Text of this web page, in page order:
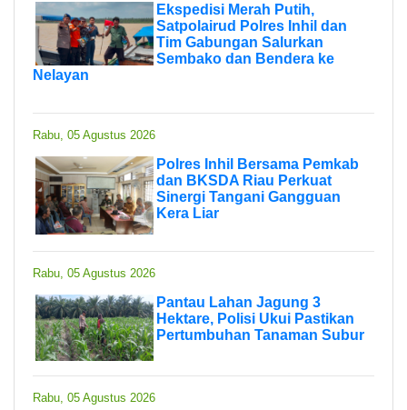
Ekspedisi Merah Putih,
Satpolairud Polres Inhil dan
Tim Gabungan Salurkan
Sembako dan Bendera ke
Nelayan
Rabu, 05 Agustus 2026
Polres Inhil Bersama Pemkab
dan BKSDA Riau Perkuat
Sinergi Tangani Gangguan
Kera Liar
Rabu, 05 Agustus 2026
Pantau Lahan Jagung 3
Hektare, Polisi Ukui Pastikan
Pertumbuhan Tanaman Subur
Rabu, 05 Agustus 2026